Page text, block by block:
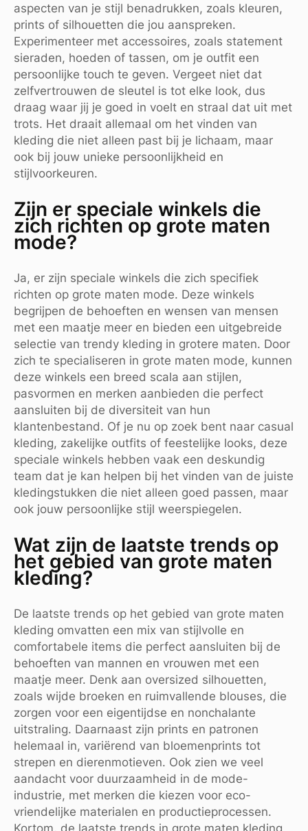
aspecten van je stijl benadrukken, zoals kleuren,
prints of silhouetten die jou aanspreken.
Experimenteer met accessoires, zoals statement
sieraden, hoeden of tassen, om je outfit een
persoonlijke touch te geven. Vergeet niet dat
zelfvertrouwen de sleutel is tot elke look, dus
draag waar jij je goed in voelt en straal dat uit met
trots. Het draait allemaal om het vinden van
kleding die niet alleen past bij je lichaam, maar
ook bij jouw unieke persoonlijkheid en
stijlvoorkeuren.
Zijn er speciale winkels die
zich richten op grote maten
mode?
Ja, er zijn speciale winkels die zich specifiek
richten op grote maten mode. Deze winkels
begrijpen de behoeften en wensen van mensen
met een maatje meer en bieden een uitgebreide
selectie van trendy kleding in grotere maten. Door
zich te specialiseren in grote maten mode, kunnen
deze winkels een breed scala aan stijlen,
pasvormen en merken aanbieden die perfect
aansluiten bij de diversiteit van hun
klantenbestand. Of je nu op zoek bent naar casual
kleding, zakelijke outfits of feestelijke looks, deze
speciale winkels hebben vaak een deskundig
team dat je kan helpen bij het vinden van de juiste
kledingstukken die niet alleen goed passen, maar
ook jouw persoonlijke stijl weerspiegelen.
Wat zijn de laatste trends op
het gebied van grote maten
kleding?
De laatste trends op het gebied van grote maten
kleding omvatten een mix van stijlvolle en
comfortabele items die perfect aansluiten bij de
behoeften van mannen en vrouwen met een
maatje meer. Denk aan oversized silhouetten,
zoals wijde broeken en ruimvallende blouses, die
zorgen voor een eigentijdse en nonchalante
uitstraling. Daarnaast zijn prints en patronen
helemaal in, variërend van bloemenprints tot
strepen en dierenmotieven. Ook zien we veel
aandacht voor duurzaamheid in de mode-
industrie, met merken die kiezen voor eco-
vriendelijke materialen en productieprocessen.
Kortom, de laatste trends in grote maten kleding